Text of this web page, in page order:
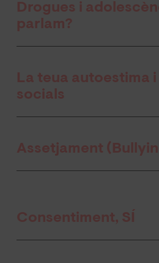
Drogues i
parlam?
La teua autoestima i
socials
Assetjament
Consentiment, SÍ